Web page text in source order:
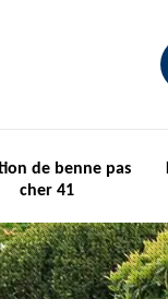
de benne pas
cher 41